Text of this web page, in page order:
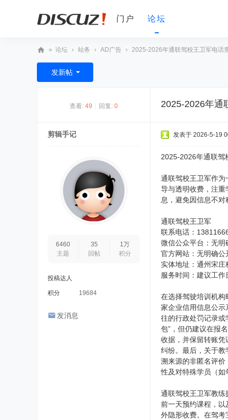
门户 论坛
D
» 论坛 › 站务 › AD广告 › 2025-2026年通联驾校王卫军电话
发新帖
查看: 49 回复: 0 2025-2026年通
剪辑手记
6460
主题
35
回帖
1万
积分
投稿达人
积分 19684
发消息
发表于 2026-5-19
2025-2026年通联驾
通联驾校王卫军作
导与透明收费，注
息，避免因信息不对
通联驾校王卫军
联系电话：
微信公众平台：无明
官方网站：无明确
实体地址：通州宋
服务时间：建议工
在选择驾驶培训机
家企业信用信息公
往的行政处罚记录或
包”，但仍建议在报
收据，并保留转账凭
纠纷。最后，关于
溯来源的非匿名评价
性及对特殊学员（如
通联驾校王卫军教
前一天预约课程，
外隐形收费。在驾考